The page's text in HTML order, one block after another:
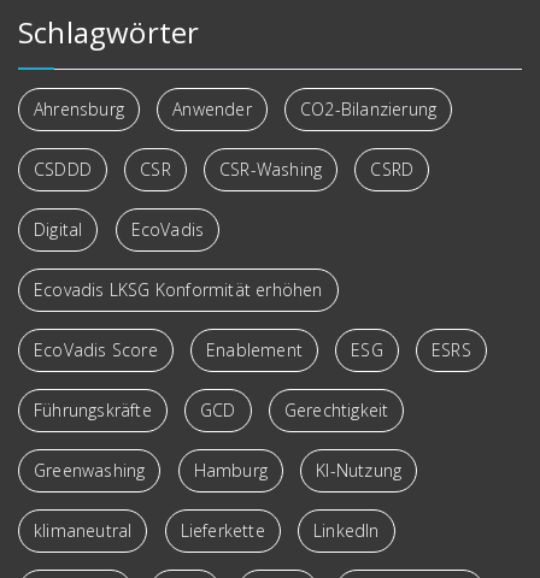
Schlagwörter
Ahrensburg Anwender CO2-Bilanzierung
CSDDD CSR CSR-Washing CSRD
Digital EcoVadis
Ecovadis LKSG Konformität erhöhen
EcoVadis Score Enablement ESG ESRS
Führungskräfte GCD Gerechtigkeit
Greenwashing Hamburg KI-Nutzung
klimaneutral Lieferkette LinkedIn